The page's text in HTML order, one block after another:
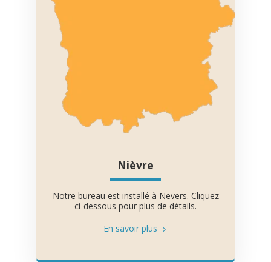
Nièvre
Notre bureau est installé à Nevers. Cliquez
ci-dessous pour plus de détails.
En savoir plus